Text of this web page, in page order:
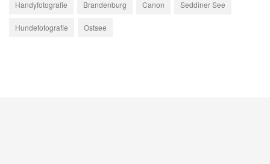
Handyfotografie Brandenburg Canon Seddiner See
Hundefotografie Ostsee